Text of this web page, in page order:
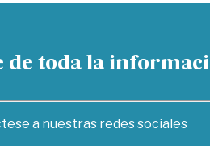
de toda la
a nuestras redes sociales